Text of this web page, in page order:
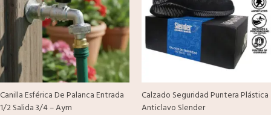
Canilla Esférica De Palanca Entrada
1/2 Salida 3/4 – Aym
Calzado Seguridad Puntera Plástica
Anticlavo Slender